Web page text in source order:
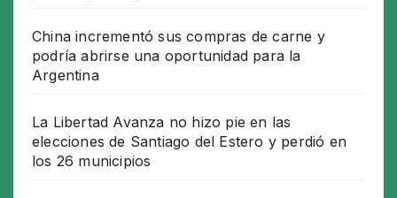
China incrementó sus compras de carne y
podría abrirse una oportunidad para la
Argentina
La Libertad Avanza no hizo pie en las
elecciones de Santiago del Estero y perdió en
los 26 municipios